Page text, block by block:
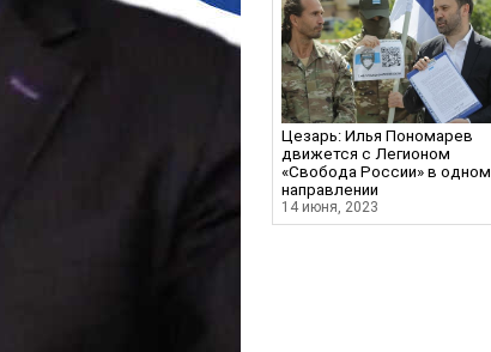
Цезарь: Илья Пономарев
движется с Легионом
«Свобода России» в одном
направлении
14 июня, 2023